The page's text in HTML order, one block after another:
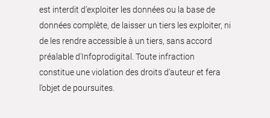
est interdit d’exploiter les données ou la base de
données complète, de laisser un tiers les exploiter, ni
de les rendre accessible à un tiers, sans accord
préalable d'Infoprodigital. Toute infraction
constitue une violation des droits d’auteur et fera
l’objet de poursuites.